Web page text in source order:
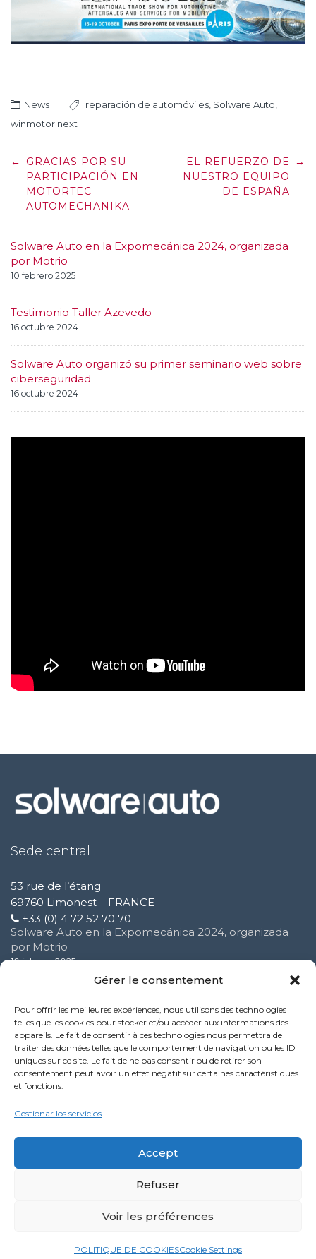
Gérer le consentement
Pour offrir les meilleures expériences, nous utilisons des technologies
telles que les cookies pour stocker et/ou accéder aux informations des
appareils. Le fait de consentir à ces technologies nous permettra de
traiter des données telles que le comportement de navigation ou les ID
uniques sur ce site. Le fait de ne pas consentir ou de retirer son
consentement peut avoir un effet négatif sur certaines caractéristiques
et fonctions.
Gestionar los servicios
Accept
Refuser
Voir les préférences
POLITIQUE DE COOKIESCookie Settings
News reparación de automóviles Solware Auto
winmotor next
Post
navigation
←
GRACIAS POR SU
PARTICIPACIÓN EN
MOTORTEC
AUTOMECHANIKA
EL REFUERZO DE
NUESTRO EQUIPO
DE ESPAÑA
→
Solware Auto en la Expomecánica 2024, organizada
por Motrio
10 febrero 2025
Testimonio Taller Azevedo
16 octubre 2024
Solware Auto organizó su primer seminario web sobre
ciberseguridad
16 octubre 2024
Sede central
53 rue de l’étang
69760 Limonest – FRANCE
+33 (0) 4 72 52 70 70
Solware Auto en la Expomecánica 2024, organizada
por Motrio
10 febrero 2025
16 octubre 2024
Solware Auto organizó su primer seminario web sobre
ciberseguridad
16 octubre 2024
Politique de confidentialité
Mentions légales
©2024 winmotor next by Solware Auto. All Rights Reserved.